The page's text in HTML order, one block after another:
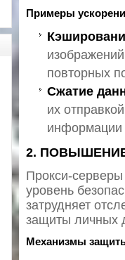
Примеры
повторных
Сжатие
их
информации
2.
Прокси-
уровень
затрудняет
защиты личных
Механизмы